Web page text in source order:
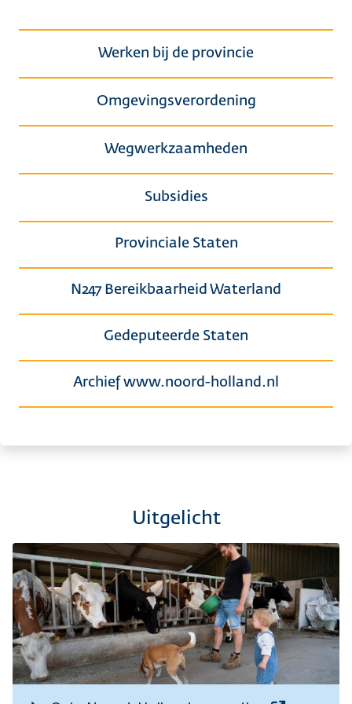
Werken bij de provincie
Omgevingsverordening
Wegwerkzaamheden
Subsidies
Provinciale Staten
N247 Bereikbaarheid Waterland
Gedeputeerde Staten
Archief www.noord-holland.nl
Uitgelicht